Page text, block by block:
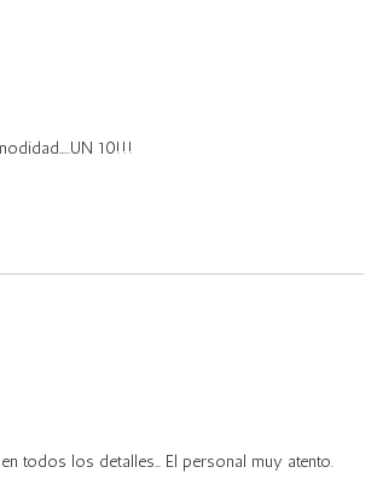
10!!!
todos los detalles… El personal muy atento.